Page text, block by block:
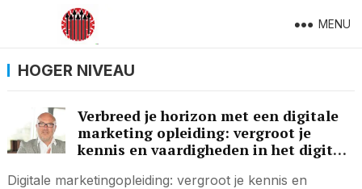
MENU
HOGER NIVEAU
Verbreed je horizon met een digitale
marketing opleiding: vergroot je
kennis en vaardigheden in het digitale
Digitale marketingopleiding: vergroot je kennis en